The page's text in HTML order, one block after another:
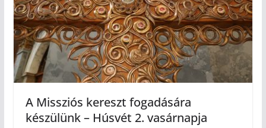
A Missziós kereszt fogadására
készülünk – Húsvét 2. vasárnapja